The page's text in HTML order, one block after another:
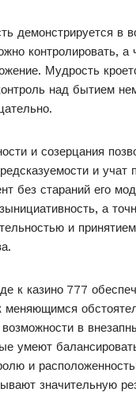
демонстрируется в
контролировать, а
Мудрость
над бытием
и созерцания
и учат
без стараний его
а
и
к казино 777
меняющимся
в
умеют
и
значительную